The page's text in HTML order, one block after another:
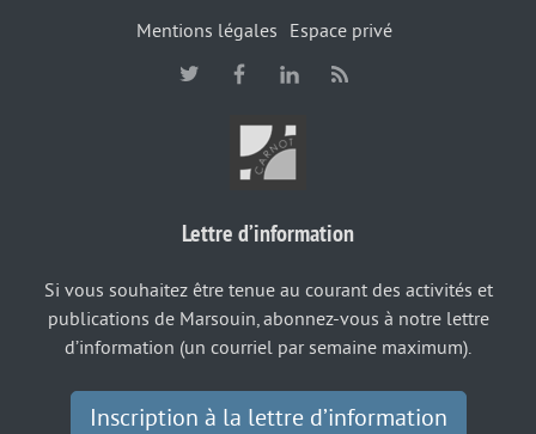
Mentions légales
Espace privé
Lettre d’information
Si vous souhaitez être tenue au courant des activités et
publications de Marsouin, abonnez-vous à notre lettre
d’information (un courriel par semaine maximum).
Inscription à la lettre d’information